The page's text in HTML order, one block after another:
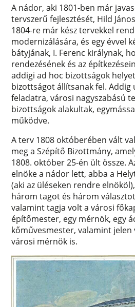
A nádor, aki 1801-ben már
tervszerű fejlesztését, Hild
1804-re már kész tervekkel
modernizálására, és egy évvel
bátyjának, I. Ferenc királynak,
rendezésének és az
addigi ad hoc bizottságok
bizottságot állítsanak fel. Addig
feladatra, városi nagyszabású
bizottságok alakultak,
működve.
A terv 1808 októberében vált
meg a Szépítő Bizottmány,
1808. október 25-én ült össze.
elnöke a nádor lett, abba a
(aki az üléseken rendre
három tagot és három
valamint tagja volt a városi
építőmester, egy mérnök, egy
kőművesmester, valamint jelen
városi mérnök is.